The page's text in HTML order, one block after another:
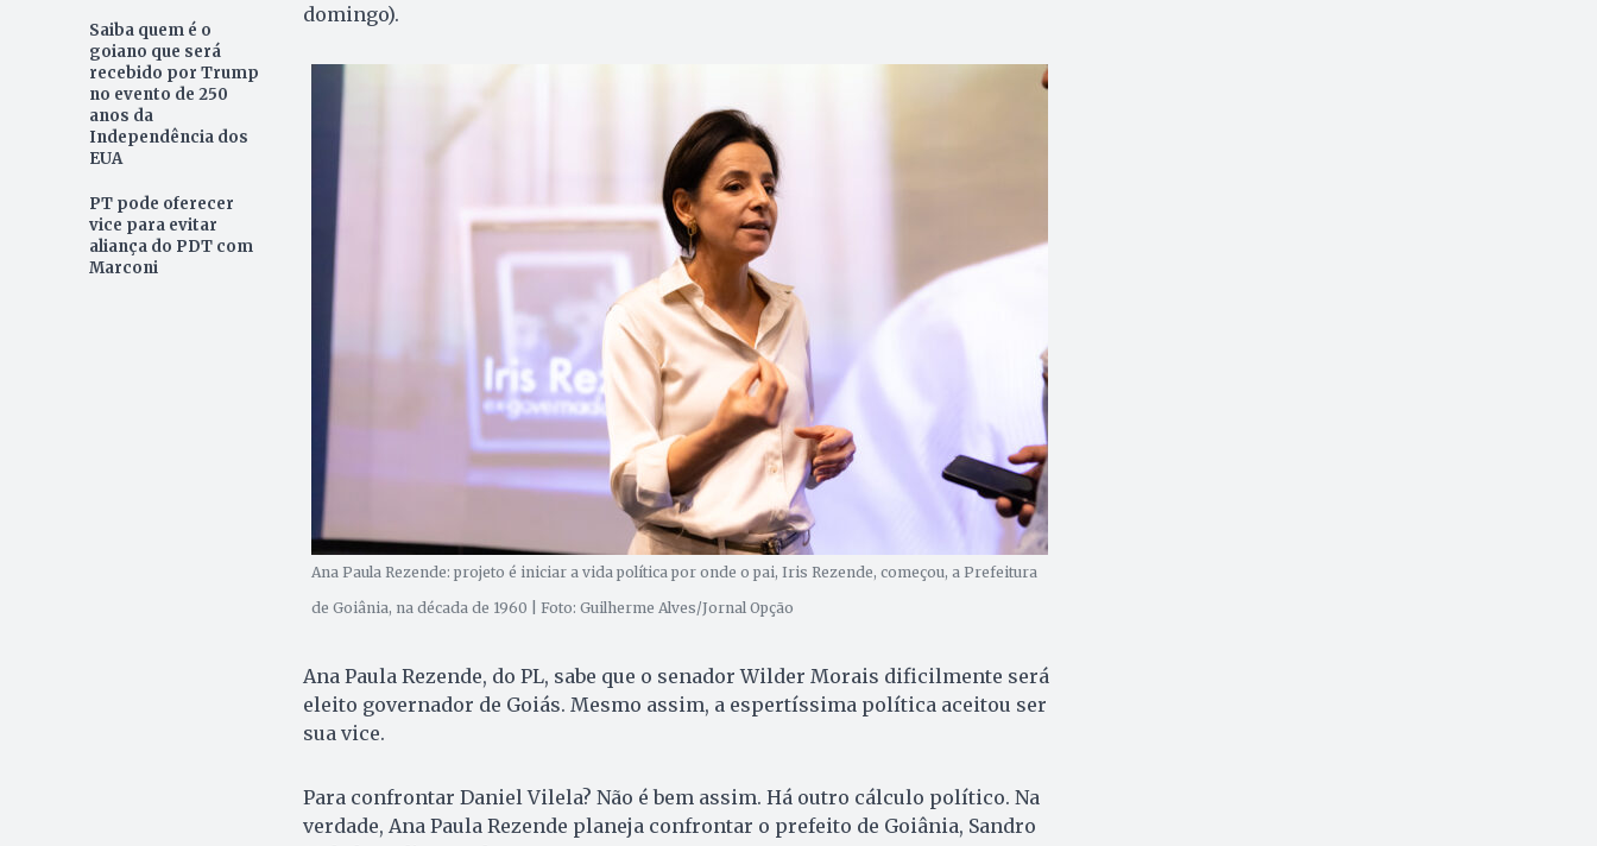
Saiba quem é o
goiano que será
recebido por Trump
no evento de 250
anos da
Independência dos
EUA
PT pode oferecer
vice para evitar
aliança do PDT com
Marconi
domingo).
Ana Paula Rezende: projeto é iniciar a vida política por onde o pai, Iris Rezende, começou, a Prefeitura
de Goiânia, na década de 1960 | Foto: Guilherme Alves/Jornal Opção
Ana Paula Rezende, do PL, sabe que o senador Wilder Morais dificilmente será
eleito governador de Goiás. Mesmo assim, a espertíssima política aceitou ser
sua vice.
Para confrontar Daniel Vilela? Não é bem assim. Há outro cálculo político. Na
verdade, Ana Paula Rezende planeja confrontar o prefeito de Goiânia, Sandro